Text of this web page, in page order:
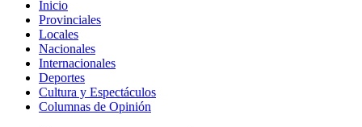
Inicio
Provinciales
Locales
Nacionales
Internacionales
Deportes
Cultura y Espectáculos
Columnas de Opinión